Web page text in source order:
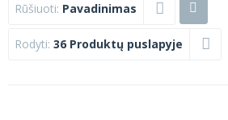
Rūšiuoti: Pavadinimas
Rodyti: 36 Produktų puslapyje